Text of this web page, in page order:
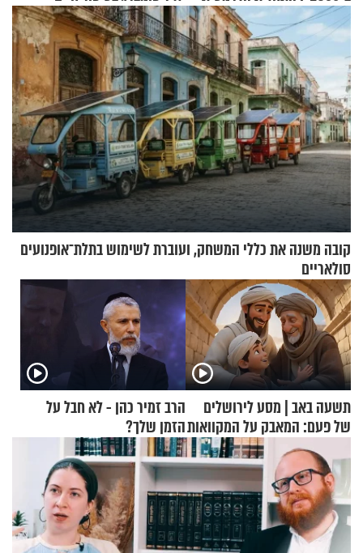
של אילון מאסק על עתיד
הכלכלה
מעורר השראה
קובה משנה את כללי המשחק, ועוברת לשימוש בתלת־אופנועים
סולאריים
תשעה באב | מסע לירושלים
של פעם: המאבק על המקוואות
הרב זמיר כהן - לא חבל על
הזמן שלך?